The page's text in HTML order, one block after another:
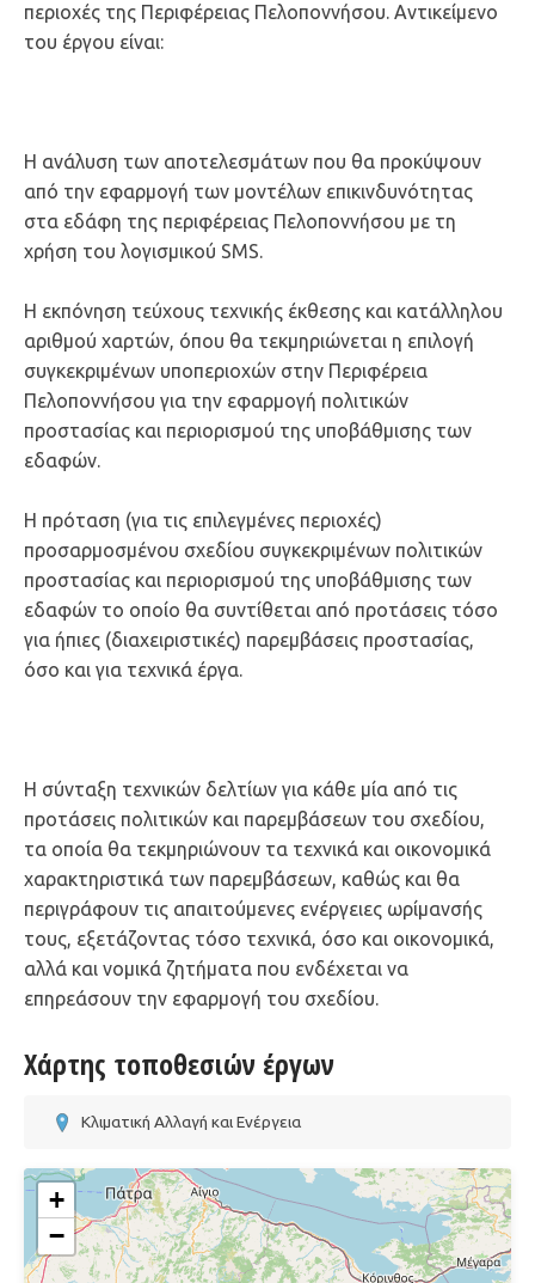
περιοχές της Περιφέρειας Πελοποννήσου. Αντικείμενο
του έργου είναι:
Η ανάλυση των αποτελεσμάτων που θα προκύψουν
από την εφαρμογή των μοντέλων επικινδυνότητας
στα εδάφη της περιφέρειας Πελοποννήσου με τη
χρήση του λογισμικού SMS.
Η εκπόνηση τεύχους τεχνικής έκθεσης και κατάλληλου
αριθμού χαρτών, όπου θα τεκμηριώνεται η επιλογή
συγκεκριμένων υποπεριοχών στην Περιφέρεια
Πελοποννήσου για την εφαρμογή πολιτικών
προστασίας και περιορισμού της υποβάθμισης των
εδαφών.
Η πρόταση (για τις επιλεγμένες περιοχές)
προσαρμοσμένου σχεδίου συγκεκριμένων πολιτικών
προστασίας και περιορισμού της υποβάθμισης των
εδαφών το οποίο θα συντίθεται από προτάσεις τόσο
για ήπιες (διαχειριστικές) παρεμβάσεις προστασίας,
όσο και για τεχνικά έργα.
Η σύνταξη τεχνικών δελτίων για κάθε μία από τις
προτάσεις πολιτικών και παρεμβάσεων του σχεδίου,
τα οποία θα τεκμηριώνουν τα τεχνικά και οικονομικά
χαρακτηριστικά των παρεμβάσεων, καθώς και θα
περιγράφουν τις απαιτούμενες ενέργειες ωρίμανσής
τους, εξετάζοντας τόσο τεχνικά, όσο και οικονομικά,
αλλά και νομικά ζητήματα που ενδέχεται να
επηρεάσουν την εφαρμογή του σχεδίου.
Χάρτης τοποθεσιών έργων
Κλιματική Αλλαγή και Ενέργεια
+
−